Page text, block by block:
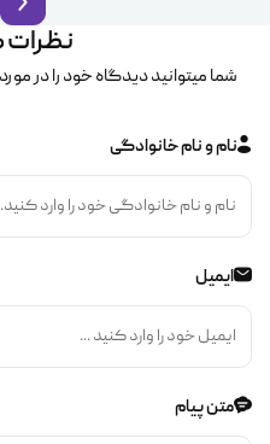
نظرات
شما میتوانید دیدگاه خود را در
نام و نام خانوادگی
ایمیل
متن پیام